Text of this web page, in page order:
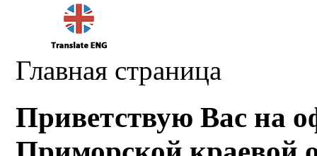
Главная страница
Приветствую Вас на